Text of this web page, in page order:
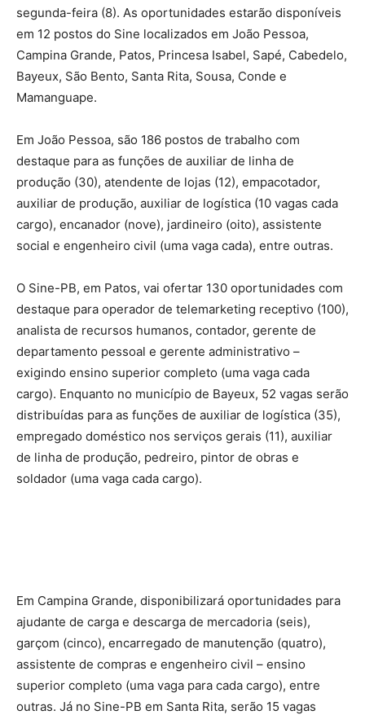
segunda-feira (8). As oportunidades estarão disponíveis
em 12 postos do Sine localizados em João Pessoa,
Campina Grande, Patos, Princesa Isabel, Sapé, Cabedelo,
Bayeux, São Bento, Santa Rita, Sousa, Conde e
Mamanguape.
Em João Pessoa, são 186 postos de trabalho com
destaque para as funções de auxiliar de linha de
produção (30), atendente de lojas (12), empacotador,
auxiliar de produção, auxiliar de logística (10 vagas cada
cargo), encanador (nove), jardineiro (oito), assistente
social e engenheiro civil (uma vaga cada), entre outras.
O Sine-PB, em Patos, vai ofertar 130 oportunidades com
destaque para operador de telemarketing receptivo (100),
analista de recursos humanos, contador, gerente de
departamento pessoal e gerente administrativo –
exigindo ensino superior completo (uma vaga cada
cargo). Enquanto no município de Bayeux, 52 vagas serão
distribuídas para as funções de auxiliar de logística (35),
empregado doméstico nos serviços gerais (11), auxiliar
de linha de produção, pedreiro, pintor de obras e
soldador (uma vaga cada cargo).
Em Campina Grande, disponibilizará oportunidades para
ajudante de carga e descarga de mercadoria (seis),
garçom (cinco), encarregado de manutenção (quatro),
assistente de compras e engenheiro civil – ensino
superior completo (uma vaga para cada cargo), entre
outras. Já no Sine-PB em Santa Rita, serão 15 vagas